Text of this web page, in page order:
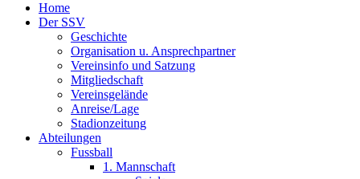
Home
Der SSV
Geschichte
Organisation u. Ansprechpartner
Vereinsinfo und Satzung
Mitgliedschaft
Vereinsgelände
Anreise/Lage
Stadionzeitung
Abteilungen
Fussball
1. Mannschaft